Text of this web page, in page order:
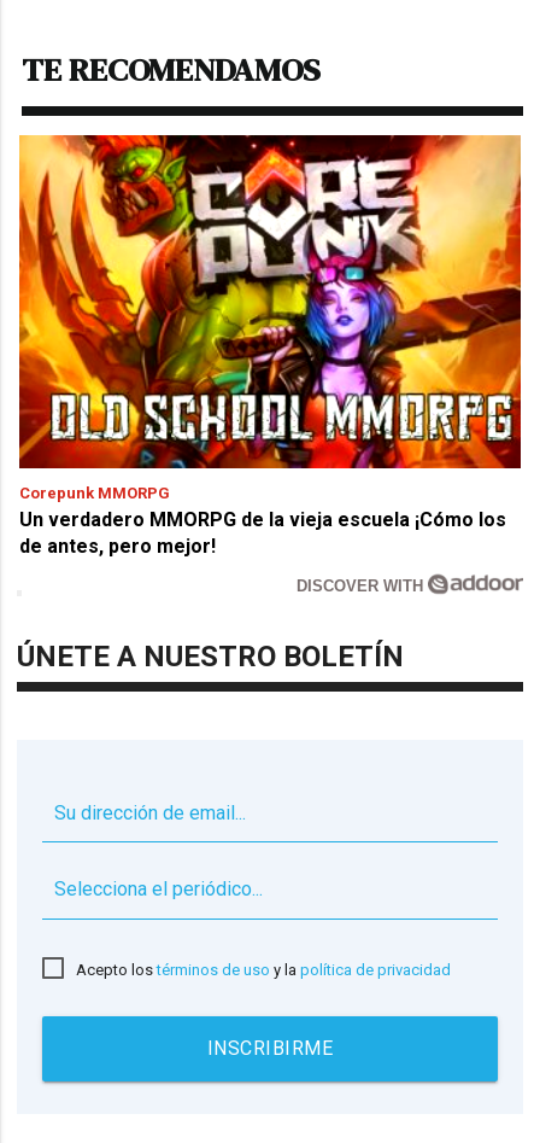
TE RECOMENDAMOS
Corepunk MMORPG
Un verdadero MMORPG de la vieja escuela ¡Cómo los
de antes, pero mejor!
DISCOVER WITH
ÚNETE A NUESTRO BOLETÍN
Acepto lostérminos de uso y lapolítica de privacidad
INSCRIBIRME